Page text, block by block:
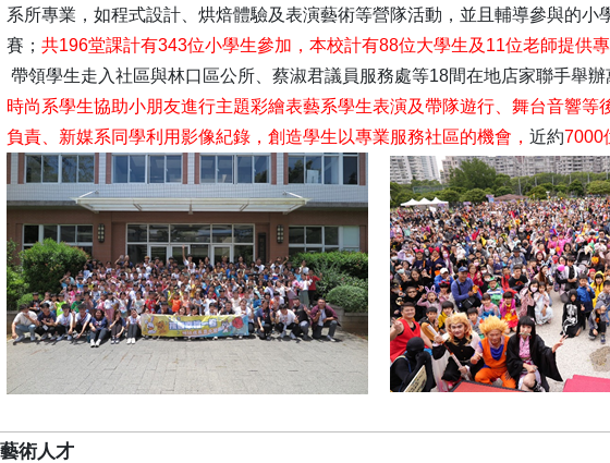
系所專業，如程式設計、烘焙體驗及表演藝術等營隊活動，並且輔導參與的小
賽；共196堂課計有343位小學生參加，本校計有88位大學生及11位老師提供
帶領學生走入社區與林口區公所、蔡淑君議員服務處等18間在地店家聯手舉
時尚系學生協助小朋友進行主題彩繪表藝系學生表演及帶隊遊行、舞台音響等
負責、新媒系同學利用影像紀錄，創造學生以專業服務社區的機會，近約7000
術人才